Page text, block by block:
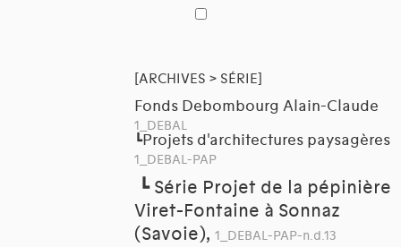
[ARCHIVES > SÉRIE]
Fonds Debombourg Alain-Claude
1_DEBAL
┗Projets d'architectures paysagères
1_DEBAL-PAP
┗ Série Projet de la pépinière
Viret-Fontaine à Sonnaz
(Savoie), 1_DEBAL-PAP-n.d.13